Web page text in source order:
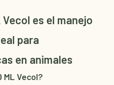
es el manejo
para
en animales
ML Vecol?